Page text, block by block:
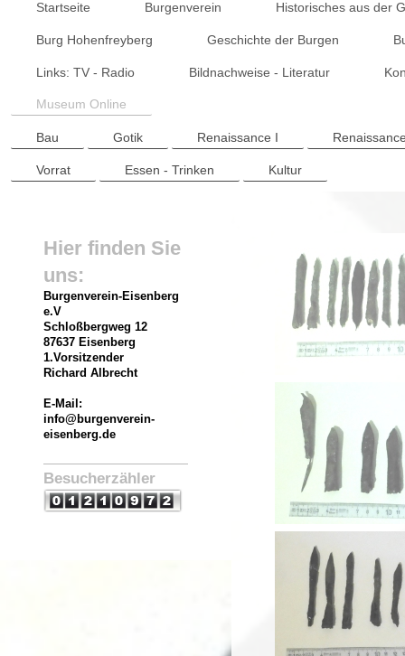
Startseite Burgenverein Historisches aus der
Burg Hohenfreyberg Geschichte der Burgen
Links: TV - Radio Bildnachweise - Literatur
Museum Online
Bau Gotik Renaissance I
Vorrat Essen - Trinken Kultur
Hier finden Sie
uns:
Burgenverein-Eisenberg
e.V
Schloßbergweg 12
87637 Eisenberg
1.Vorsitzender
Richard Albrecht
E-Mail:
info@burgenverein-
eisenberg.de
Besucherzähler